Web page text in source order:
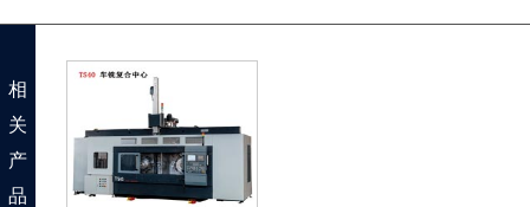
相
关
产
品